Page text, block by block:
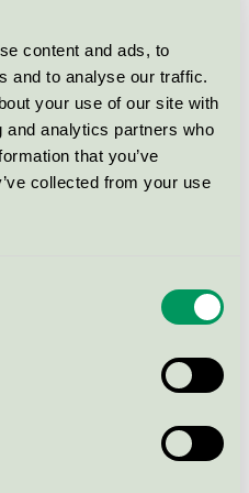
content and ads, to
and to analyse our traffic.
your use of our site with
analytics partners who
that you’ve
collected from your use
EU driver igenom så
konsumenters
och minska
att agera i
flera miljöproblem
ännu mer i EU för att
Harström.
i Sverige: